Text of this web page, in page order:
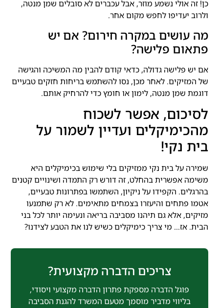
כן! זה אולי נשמע מוזר, אבל עכברים לא סובלים שמן מנטה,
ולרוב יעדיפו לחפש מקום אחר.
מה עושים במקרה חירום? אם יש
פתאום פלישה?
אם יש פלישה גדולה, כדאי קודם להבין מה המשיכה והגישה
של המזיקים. לאחר מכן, נסו להשתמש בריחות חזקים טבעיים
דוגמת שמן מנטה, לימון או חומץ כדי להרחיק אותם.
לסיכום, אפשר לשכוח
מהכימיקלים ועדיין לשמור על
בית נקי!
שמירה על בית נקי ממזיקים בלי שימוש בכימיקלים היא
משימה אפשרית בהחלט, זה דורש רק התמדה ושינויים קטנים
בהרגלים. הקפידו על ניקיון, השתמשו בפתרונות טבעיים,
אטמו פתחים והיעזרו בצמחים מתאימים. לא רק שתמנעו
מזיקים, אלא גם תיהנו מסביבה בריאה ונעימה יותר לכל בני
הבית. אז… מי צריך כימיקלים כשיש לנו את הטבע לצידנו?
צריכים הדברה מקצועית?
פוגל הדברה מספקת פתרון הדברה מקצועי ויסודי,
בליווי מדביר מוסמך מטעם המשרד להגנת הסביבה